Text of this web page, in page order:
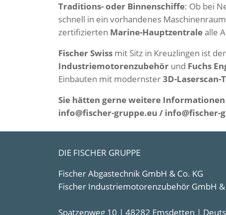
Traditions- oder Binnenschiffe: Ob bei
schnell in ein vorhandenes
zertifizierten Marine-Hauptzentralealle
Fischer Swiss mit Sitz in Kreuzlingen ist
Industriemotorenzubehör und Fuchs
Einbauten mit modernster3D-Laserscan-
Sie hätten gerne weitere Informationen
info@fischer-gruppe.eu / info@fischer-
DIE FISCHER GRUPPE
Fischer Abgastechnik GmbH & Co. KG
Fischer Industriemotorenzubehör GmbH &
Spatzenweg 10 | 48282 Emsdetten |